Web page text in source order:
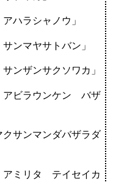
ハラシャノウ」
ンマヤサトバン」
ンザンサクソワカ」
アビラウンケン バザ
サンマンダバザラダ
ミリタ テイセイカ